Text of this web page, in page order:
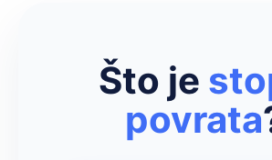
Što je
povrata